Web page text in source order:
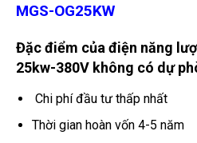
MGS-OG25KW
Đặc điểm của điện năng
25kw-380V không có dự
Chi phí đầu tư thấp nhất
Thời gian hoàn vốn 4-5 năm